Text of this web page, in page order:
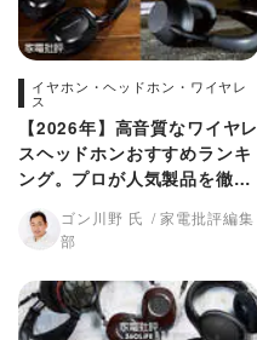
イヤホン・ヘッドホン・ワイヤレ
ス
【2026年】高音質なワイヤレ
スヘッドホンおすすめランキ
ング。プロが人気製品を徹底
比較
ゴン川野 氏
家電批評編集
部